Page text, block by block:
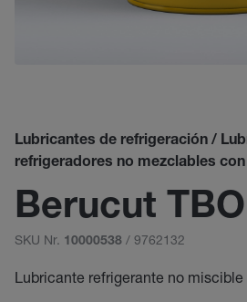
Lubricantes de refrigeración /
refrigeradores no mezclables con
Berucut
SKU Nr. 10000538 / 9762132
Lubricante refrigerante no miscible